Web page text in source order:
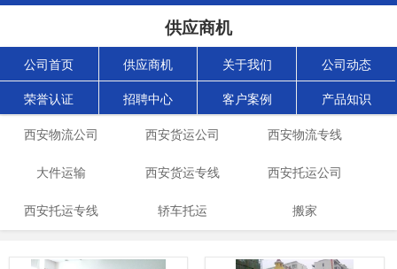
供应商机
公司首页 供应商机 关于我们 公司动态
荣誉认证 招聘中心 客户案例 产品知识
西安物流公司 西安货运公司 西安物流专线
大件运输 西安货运专线 西安托运公司
西安托运专线 轿车托运 搬家